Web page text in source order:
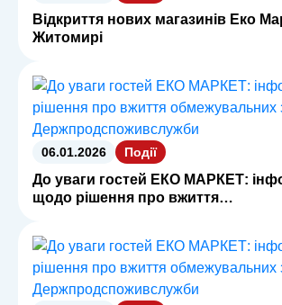
Відкриття нових магазинів Еко
Житомирі
06.01.2026 Події
До уваги гостей ЕКО МАРКЕТ:
щодо рішення про вжиття
Держпродспоживслужби